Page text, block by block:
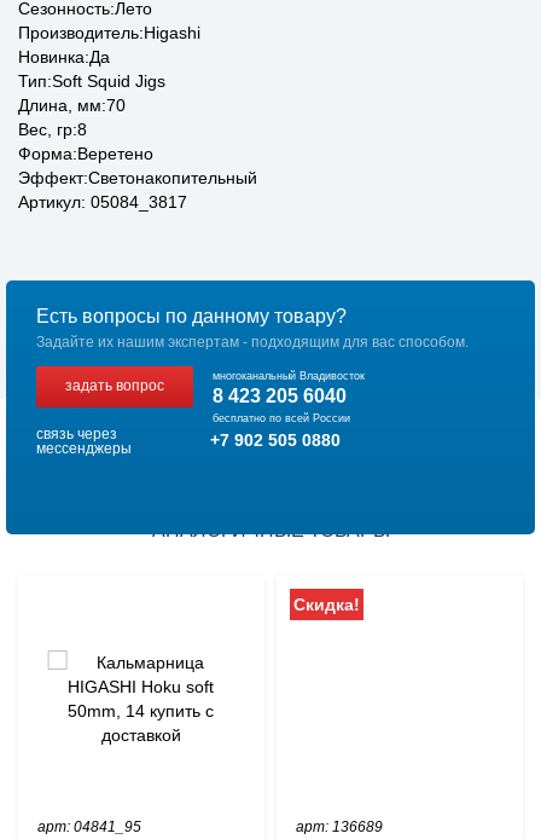
Сезонность:Лето
Производитель:Higashi
Новинка:Да
Тип:Soft Squid Jigs
Длина, мм:70
Вес, гр:8
Форма:Веретено
Эффект:Светонакопительный
Артикул: 05084_3817
Есть вопросы по данному товару?
Задайте их нашим экспертам - подходящим для вас способом.
задать вопрос
многоканальный Владивосток
8 423 205 6040
бесплатно по всей России
связь через
мессенджеры
+7 902 505 0880
АНАЛОГИЧНЫЕ ТОВАРЫ
арт: 04841_95
Скидка!
арт: 136689